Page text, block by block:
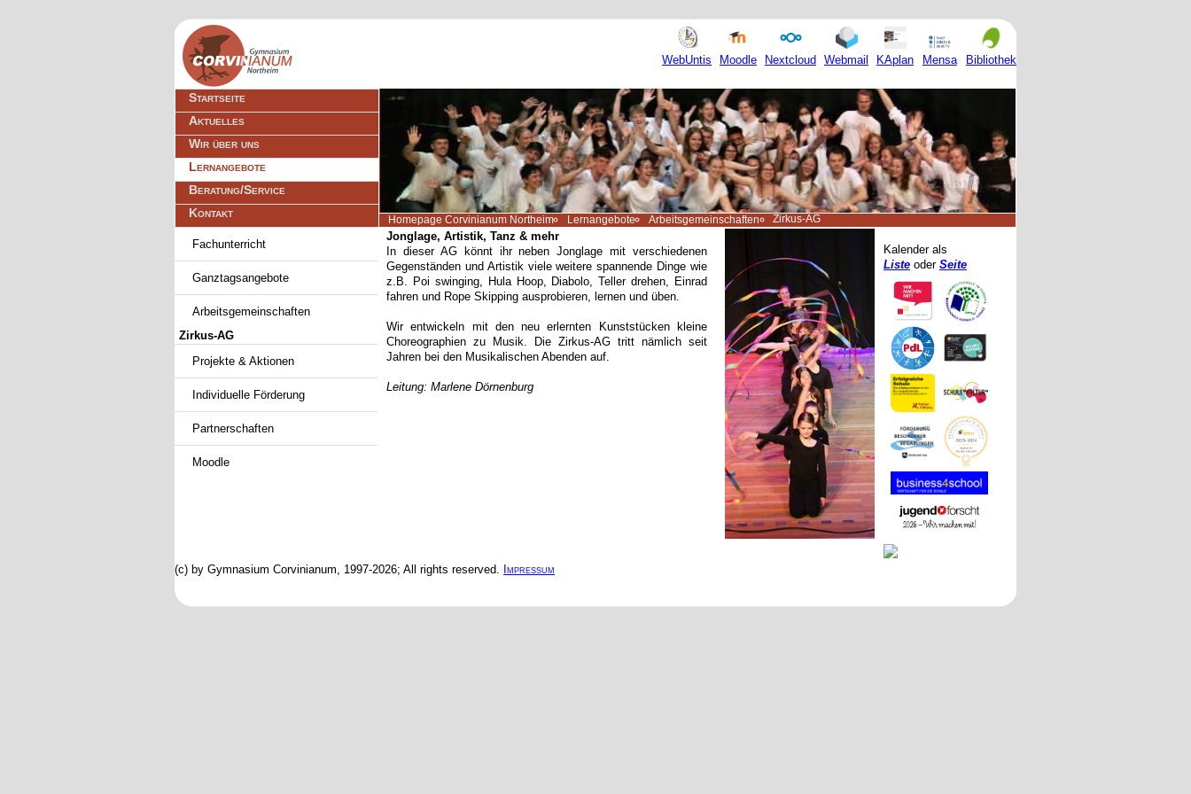
WebUntis Moodle Nextcloud Webmail KAplan Mensa Bibliothek
Navigation
überspringen
Startseite
Aktuelles
Wir über uns
Lernangebote
Beratung/Service
Kontakt
Homepage Corvinianum Northeim Lernangebote Arbeitsgemeinschaften Zirkus-AG
Jonglage, Artistik, Tanz & mehr
In dieser AG könnt ihr neben Jonglage mit verschiedenen
Gegenständen und Artistik viele weitere spannende Dinge wie
z.B. Poi swinging, Hula Hoop, Diabolo, Teller drehen, Einrad
fahren und Rope Skipping ausprobieren, lernen und üben.
Wir entwickeln mit den neu erlernten Kunststücken kleine
Choreographien zu Musik. Die Zirkus-AG tritt nämlich seit
Jahren bei den Musikalischen Abenden auf.
Leitung: Marlene Dörnenburg
überspringen
Fachunterricht
Ganztagsangebote
Arbeitsgemeinschaften
Zirkus-AG
Projekte & Aktionen
Individuelle Förderung
Partnerschaften
Moodle
Kalender als
Liste oder Seite
(c) by Gymnasium Corvinianum, 1997-2026; All rights reserved. Impressum